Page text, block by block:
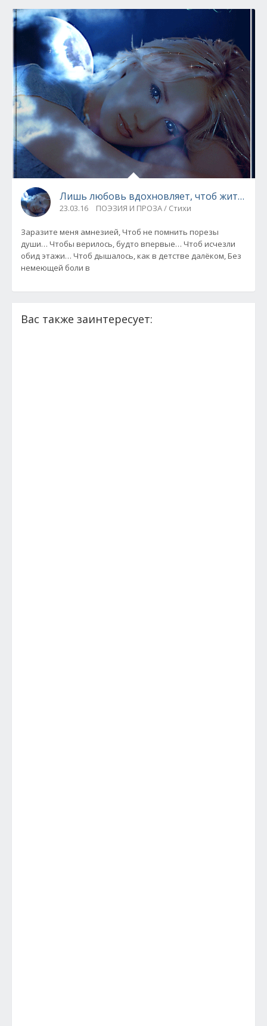
Лишь любовь вдохновляет, чтоб жить…
23.03.16 ПОЭЗИЯ И ПРОЗА / Стихи
Заразите меня амнезией, Чтоб не помнить порезы
души… Чтобы верилось, будто впервые… Чтоб исчезли
обид этажи… Чтоб дышалось, как в детстве далёком, Без
немеющей боли в
Вас также заинтересует: